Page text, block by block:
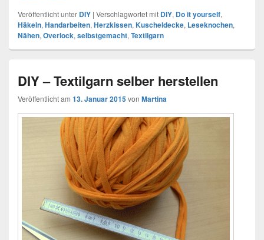
Veröffentlicht unter DIY | Verschlagwortet mit DIY, Do it yourself,
Häkeln, Handarbeiten, Herzkissen, Kuscheldecke, Leseknochen,
Nähen, Overlock, selbstgemacht, Textilgarn
DIY – Textilgarn selber herstellen
Veröffentlicht am 13. Januar 2015von Martina